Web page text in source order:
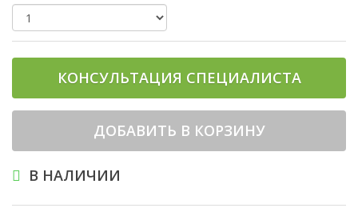
КОНСУЛЬТАЦИЯ СПЕЦИАЛИСТА
ДОБАВИТЬ В КОРЗИНУ
В НАЛИЧИИ